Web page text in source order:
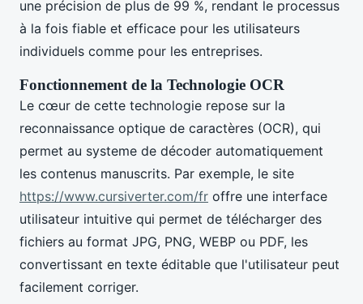
une précision de plus de 99 %, rendant le processus
à la fois fiable et efficace pour les utilisateurs
individuels comme pour les entreprises.
Fonctionnement de la Technologie OCR
Le cœur de cette technologie repose sur la
reconnaissance optique de caractères (OCR), qui
permet au systeme de décoder automatiquement
les contenus manuscrits. Par exemple, le site
https://www.cursiverter.com/fr offre une interface
utilisateur intuitive qui permet de télécharger des
fichiers au format JPG, PNG, WEBP ou PDF, les
convertissant en texte éditable que l'utilisateur peut
facilement corriger.